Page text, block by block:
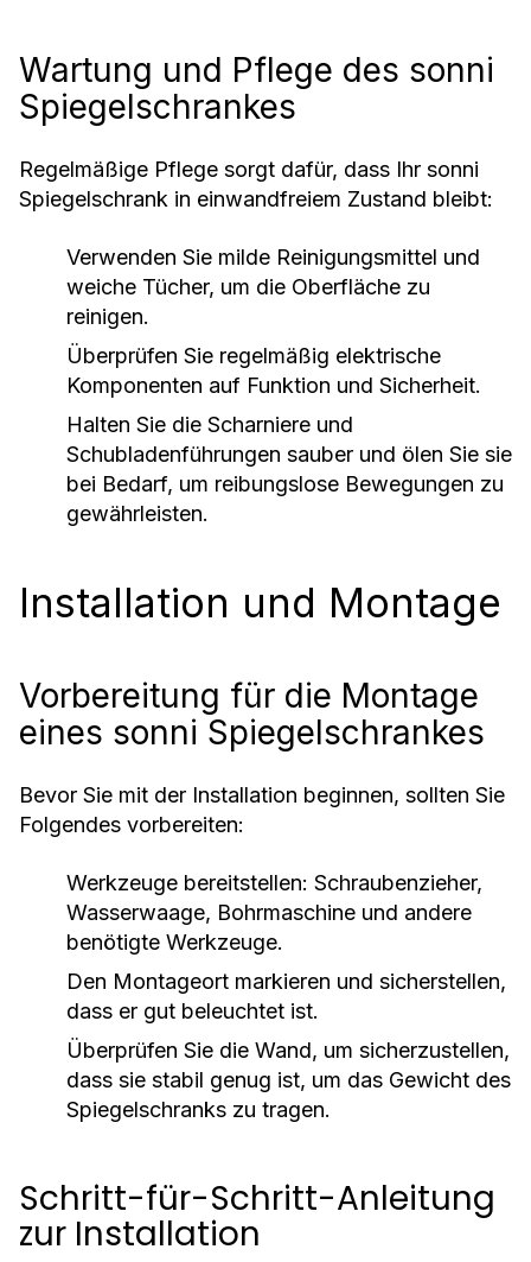
Wartung und Pflege des sonni
Spiegelschrankes
Regelmäßige Pflege sorgt dafür, dass Ihr sonni
Spiegelschrank in einwandfreiem Zustand bleibt:
Verwenden Sie milde Reinigungsmittel und
weiche Tücher, um die Oberfläche zu
reinigen.
Überprüfen Sie regelmäßig elektrische
Komponenten auf Funktion und Sicherheit.
Halten Sie die Scharniere und
Schubladenführungen sauber und ölen Sie sie
bei Bedarf, um reibungslose Bewegungen zu
gewährleisten.
Installation und Montage
Vorbereitung für die Montage
eines sonni Spiegelschrankes
Bevor Sie mit der Installation beginnen, sollten Sie
Folgendes vorbereiten:
Werkzeuge bereitstellen: Schraubenzieher,
Wasserwaage, Bohrmaschine und andere
benötigte Werkzeuge.
Den Montageort markieren und sicherstellen,
dass er gut beleuchtet ist.
Überprüfen Sie die Wand, um sicherzustellen,
dass sie stabil genug ist, um das Gewicht des
Spiegelschranks zu tragen.
Schritt-für-Schritt-Anleitung
zur Installation